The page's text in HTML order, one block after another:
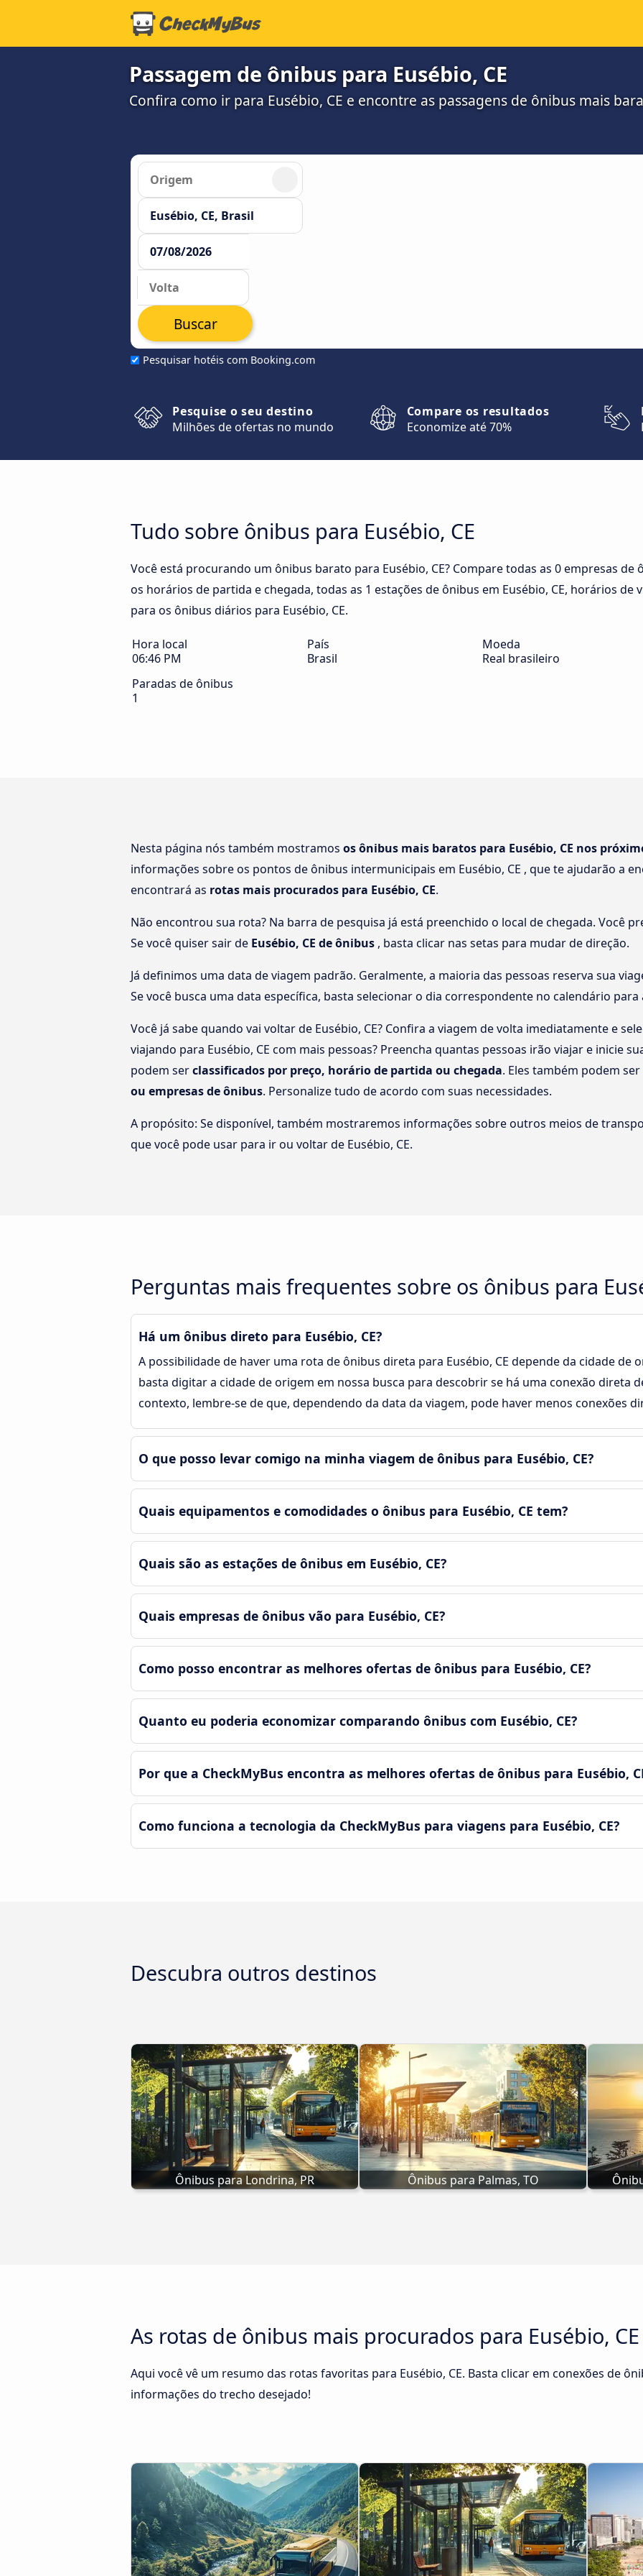
Passagem de ônibus para Eusébio, CE
Confira como ir para Eusébio, CE e encontre as passagens de ônibus mais
Pesquisar hotéis com Booking.com
Buscar
Pesquise o seu destino
Milhões de ofertas no mundo
Compare os resultados
Economize até 70%
Tudo sobre ônibus para Eusébio, CE
Você está procurando um ônibus barato para Eusébio, CE? Compare todas as 0 empresas de
os horários de partida e chegada, todas as 1 estações de ônibus em Eusébio, CE, horários de
para os ônibus diários para Eusébio, CE.
Hora local
06:46 PM
País
Brasil
Moeda
Real brasileiro
Paradas de ônibus
1
Nesta página nós também mostramos os ônibus mais baratos para Eusébio, CE nos
informações sobre os pontos de ônibus intermunicipais em Eusébio, CE , que te ajudarão a
encontrará as rotas mais procurados para Eusébio, CE.
Não encontrou sua rota? Na barra de pesquisa já está preenchido o local de chegada. Você
Se você quiser sair de Eusébio, CE de ônibus , basta clicar nas setas para mudar de direção.
Já definimos uma data de viagem padrão. Geralmente, a maioria das pessoas reserva sua
Se você busca uma data específica, basta selecionar o dia correspondente no calendário
Você já sabe quando vai voltar de Eusébio, CE? Confira a viagem de volta imediatamente e
viajando para Eusébio, CE com mais pessoas? Preencha quantas pessoas irão viajar e inicie
podem serclassificados por preço, horário de partida ou chegada. Eles também podem
ou empresas de ônibus. Personalize tudo de acordo com suas necessidades.
A propósito: Se disponível, também mostraremos informações sobre outros meios de
que você pode usar para ir ou voltar de Eusébio, CE.
Perguntas mais frequentes sobre os ônibus para
Há um ônibus direto para Eusébio, CE?
A possibilidade de haver uma rota de ônibus direta para Eusébio, CE depende da cidade de
basta digitar a cidade de origem em nossa busca para descobrir se há uma conexão direta
contexto, lembre-se de que, dependendo da data da viagem, pode haver menos conexões
O que posso levar comigo na minha viagem de ônibus para Eusébio, CE?
Quais equipamentos e comodidades o ônibus para Eusébio, CE tem?
Quais são as estações de ônibus em Eusébio, CE?
Quais empresas de ônibus vão para Eusébio, CE?
Como posso encontrar as melhores ofertas de ônibus para Eusébio, CE?
Quanto eu poderia economizar comparando ônibus com Eusébio, CE?
Por que a CheckMyBus encontra as melhores ofertas de ônibus para Eusébio,
Como funciona a tecnologia da CheckMyBus para viagens para Eusébio, CE?
Descubra outros destinos
Ônibus para Londrina, PR Ônibus para Palmas, TO
As rotas de ônibus mais procurados para Eusébio, CE
Aqui você vê um resumo das rotas favoritas para Eusébio, CE. Basta clicar em conexões de
informações do trecho desejado!